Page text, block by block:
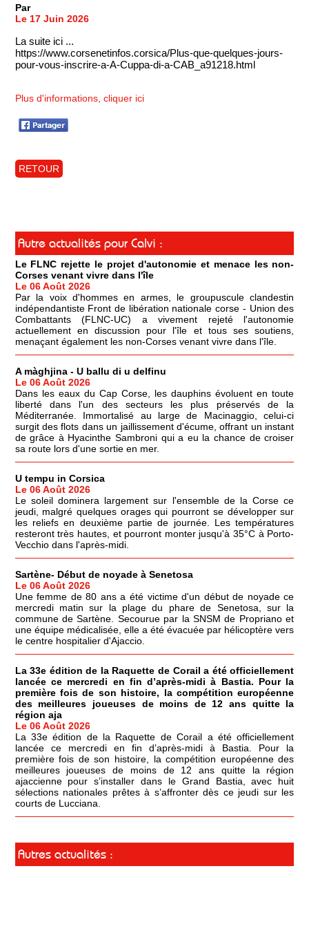
Par
Le 17 Juin 2026
La suite ici ...
https://www.corsenetinfos.corsica/Plus-que-quelques-jours-
pour-vous-inscrire-a-A-Cuppa-di-a-CAB_a91218.html
Plus d'informations, cliquer ici
RETOUR
Autre actualités pour Calvi :
Le FLNC rejette le projet d'autonomie et menace les non-
Corses venant vivre dans l'île
Le 06 Août 2026
Par la voix d'hommes en armes, le groupuscule clandestin
indépendantiste Front de libération nationale corse - Union des
Combattants (FLNC-UC) a vivement rejeté l'autonomie
actuellement en discussion pour l'île et tous ses soutiens,
menaçant également les non-Corses venant vivre dans l'île.
A màghjina - U ballu di u delfinu
Le 06 Août 2026
Dans les eaux du Cap Corse, les dauphins évoluent en toute
liberté dans l'un des secteurs les plus préservés de la
Méditerranée. Immortalisé au large de Macinaggio, celui-ci
surgit des flots dans un jaillissement d'écume, offrant un instant
de grâce à Hyacinthe Sambroni qui a eu la chance de croiser
sa route lors d'une sortie en mer.
U tempu in Corsica
Le 06 Août 2026
Le soleil dominera largement sur l'ensemble de la Corse ce
jeudi, malgré quelques orages qui pourront se développer sur
les reliefs en deuxième partie de journée. Les températures
resteront très hautes, et pourront monter jusqu'à 35°C à Porto-
Vecchio dans l'après-midi.
Sartène- Début de noyade à Senetosa
Le 06 Août 2026
Une femme de 80 ans a été victime d'un début de noyade ce
mercredi matin sur la plage du phare de Senetosa, sur la
commune de Sartène. Secourue par la SNSM de Propriano et
une équipe médicalisée, elle a été évacuée par hélicoptère vers
le centre hospitalier d'Ajaccio.
La 33e édition de la Raquette de Corail a été officiellement
lancée ce mercredi en fin d’après-midi à Bastia. Pour la
première fois de son histoire, la compétition européenne
des meilleures joueuses de moins de 12 ans quitte la
région aja
Le 06 Août 2026
La 33e édition de la Raquette de Corail a été officiellement
lancée ce mercredi en fin d’après-midi à Bastia. Pour la
première fois de son histoire, la compétition européenne des
meilleures joueuses de moins de 12 ans quitte la région
ajaccienne pour s’installer dans le Grand Bastia, avec huit
sélections nationales prêtes à s’affronter dès ce jeudi sur les
courts de Lucciana.
Autres actualités :